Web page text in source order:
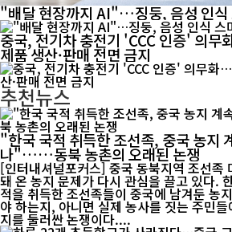
"배달 현장까지 AI"…징둥, 음성 인식
중국, 전기차 충전기 'CCC 인증' 의
제품 생산·판매 전면 금지
추천뉴스
"한국 국적 취득한 조선족, 중국 농지
나"……동북 농촌의 오래된 논쟁
[인터내셔널포커스] 중국 동북지역 조선족
돼 온 농지 문제가 다시 관심을 끌고 있다.
적을 취득한 조선족들이 중국에 남겨둔 농
야 하는지, 아니면 실제 농사를 짓는 주민
지를 둘러싼 논쟁이다....